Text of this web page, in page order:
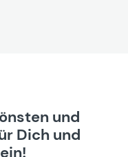
und
Dich und